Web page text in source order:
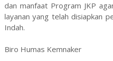
dan manfaat Program JKP
layanan yang telah disiapkan
Indah.
Biro Humas Kemnaker